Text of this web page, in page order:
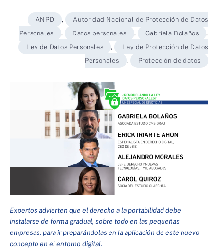
ANPD ,
Autoridad Nacional de Protección de Datos
Personales
, Datos personales , Gabriela Bolaños
,
Ley de Datos Personales
,
Ley de Protección de Datos
Personales
, Protección de datos
Expertos advierten que el derecho a la portabilidad debe
instalarse de forma gradual, sobre todo en las pequeñas
empresas, para ir preparándolas en la aplicación de este nuevo
concepto en el entorno digital.